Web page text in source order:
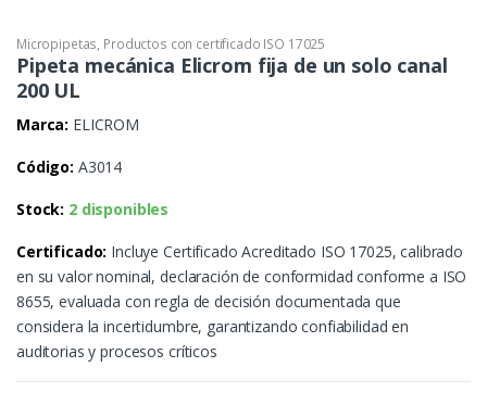
Micropipetas, Productos con certificado ISO 17025
Pipeta mecánica Elicrom fija de un solo canal
200 UL
Marca: ELICROM
Código: A3014
Stock: 2 disponibles
Certificado: Incluye Certificado Acreditado ISO 17025, calibrado
en su valor nominal, declaración de conformidad conforme a ISO
8655, evaluada con regla de decisión documentada que
considera la incertidumbre, garantizando confiabilidad en
auditorias y procesos críticos